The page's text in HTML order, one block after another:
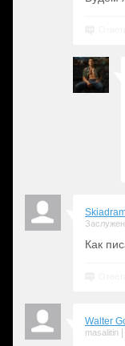
Как
Walter
masalitin